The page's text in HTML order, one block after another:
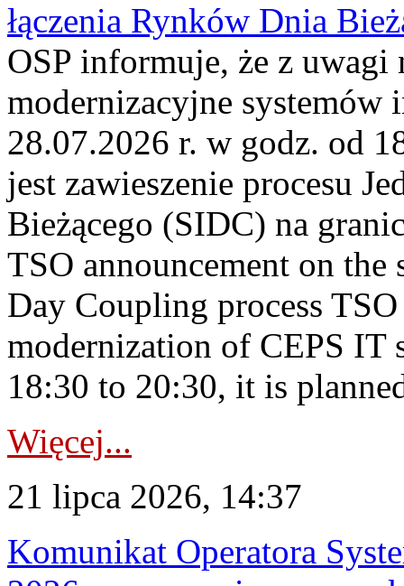
łączenia Rynków Dnia
OSP informuje, że z uwagi
modernizacyjne
28.07.2026 r. w godz. od
jest zawieszenie procesu
Bieżącego (SIDC) na
TSO announcement on
Day Coupling process
modernization of CEPS IT
18:30 to 20:30, it is
Więcej...
21 lipca 2026, 14:37
Komunikat Operatora